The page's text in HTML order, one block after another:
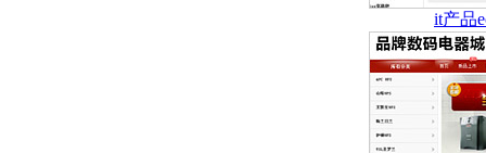
it产品